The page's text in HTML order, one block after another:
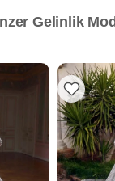
Gelinlik